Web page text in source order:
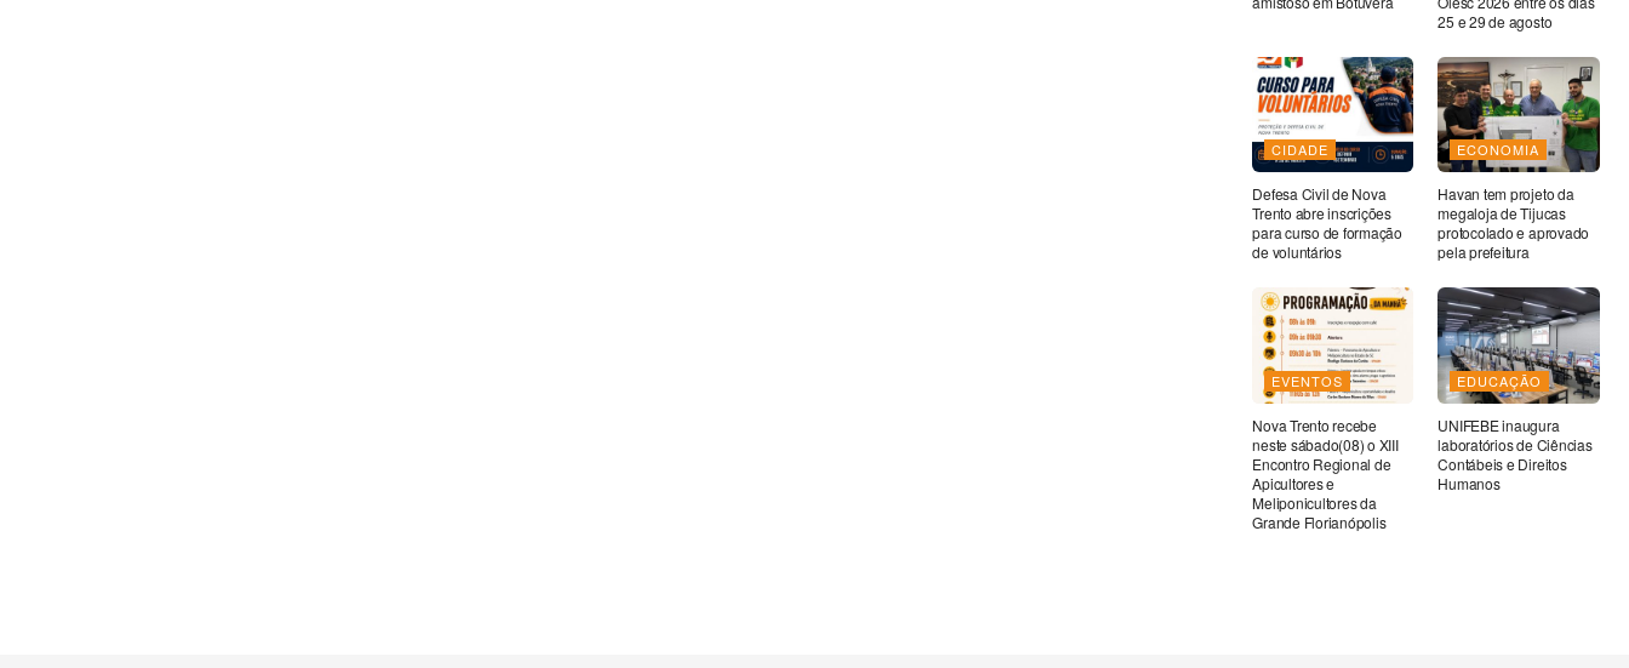
25 e 29 de agosto
CIDADE
Defesa Civil de Nova
Trento abre inscrições
para curso de formação
de voluntários
ECONOMIA
Havan tem projeto da
megaloja de Tijucas
protocolado e aprovado
pela prefeitura
EVENTOS
Nova Trento recebe
neste sábado(08) o XIII
Encontro Regional de
Apicultores e
Meliponicultores da
Grande Florianópolis
EDUCAÇÃO
UNIFEBE inaugura
laboratórios de Ciências
Contábeis e Direitos
Humanos